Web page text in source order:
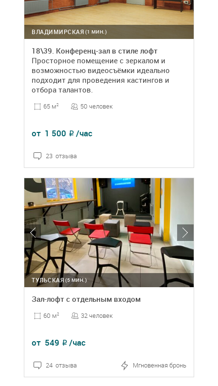
(1 МИН.)
ВЛАДИМИРСКАЯ
18\39. Конференц-зал в стиле лофт
Просторное помещение с зеркалом и
возможностью видеосъёмки идеально
подходит для проведения кастингов и
отбора талантов.
65 м2 50 человек
от 1 500 ₽ /час
23 отзыва
(5 МИН.)
ТУЛЬСКАЯ
Зал-лофт с отдельным входом
60 м2 32 человек
от 549 ₽ /час
24 отзыва Мгновенная бронь